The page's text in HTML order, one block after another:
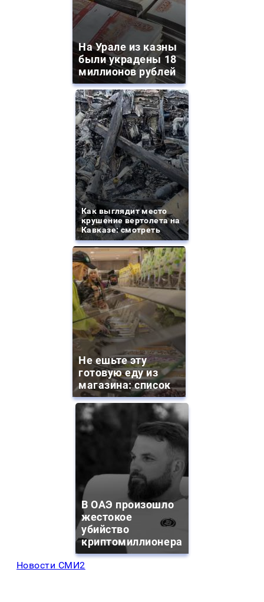
На Урале из казны
были украдены 18
миллионов рублей
Как выглядит место
крушение вертолета на
Кавказе: смотреть
Не ешьте эту
готовую еду из
магазина: список
В ОАЭ произошло
жестокое
убийство
криптомиллионера
Новости СМИ2